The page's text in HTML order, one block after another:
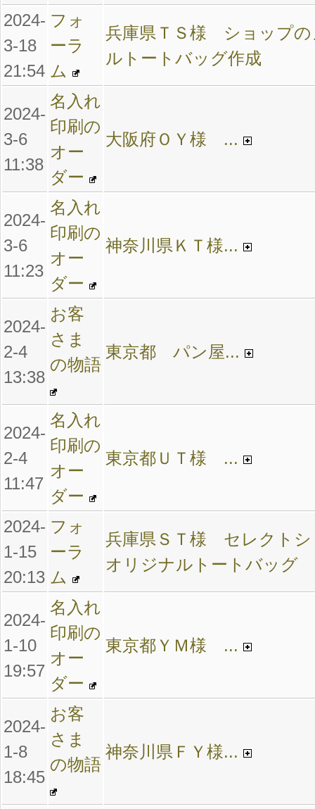
2024-
3-18
21:54
フォ
ーラ
ム
兵庫県ＴＳ様 ショップ
ルトートバッグ作成
2024-
3-6
11:38
名入れ
印刷の
オー
ダー
大阪府ＯＹ様 ...
2024-
3-6
11:23
名入れ
印刷の
オー
ダー
神奈川県ＫＴ様...
2024-
2-4
13:38
お客
さま
の物語
東京都 パン屋...
2024-
2-4
11:47
名入れ
印刷の
オー
ダー
東京都ＵＴ様 ...
2024-
1-15
20:13
フォ
ーラ
ム
兵庫県ＳＴ様 セレクト
オリジナルトートバッグ
2024-
1-10
19:57
名入れ
印刷の
オー
ダー
東京都ＹＭ様 ...
2024-
1-8
18:45
お客
さま
の物語
神奈川県ＦＹ様...